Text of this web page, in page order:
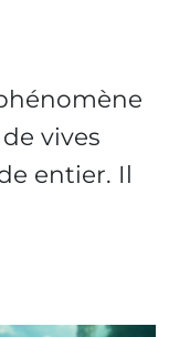
vives
entier. Il